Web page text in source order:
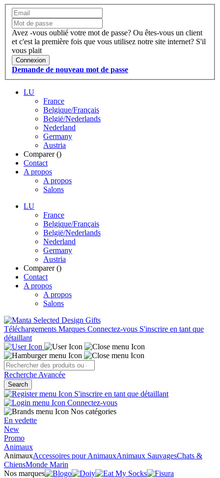
Avez -vous oublié votre mot de passe? Ou êtes-vous un client
et c'est la première fois que vous utilisez notre site internet? S'il
vous plait
Connexion
Demande de nouveau mot de passe
LU
France
Belgique/Français
België/Nederlands
Nederland
Germany
Austria
Comparer ()
Contact
A propos
A propos
Salons
LU
France
Belgique/Français
België/Nederlands
Nederland
Germany
Austria
Comparer ()
Contact
A propos
A propos
Salons
Téléchargements Marques Connectez-vous S'inscrire en tant que
détaillant
Recherche Avancée
Search
S'inscrire en tant que détaillant
Connectez-vous
Nos catégories
En vedette
New
Promo
Animaux
AnimauxAccessoires pour AnimauxAnimaux SauvagesChats &
ChiensMonde Marin
Nos marques